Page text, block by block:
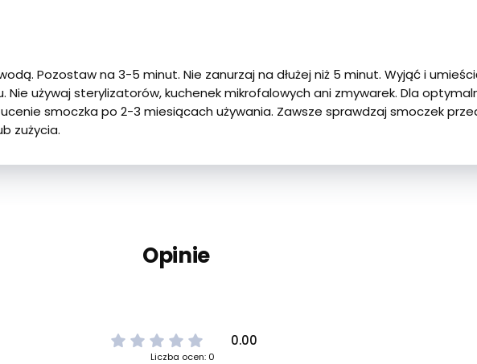
Pozostaw na 3-5 minut. Nie zanurzaj na dłużej niż 5 minut. Wyjąć i
Nie używaj sterylizatorów, kuchenek mikrofalowych ani zmywarek. Dla
smoczka po 2-3 miesiącach używania. Zawsze sprawdzaj smoczek
zużycia.
Opinie
0.00
Liczba ocen: 0